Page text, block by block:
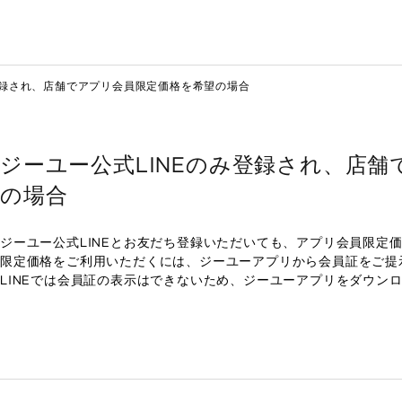
され、店舗でアプリ会員限定価格を希望の場合
ジーユー公式LINEのみ登録され、店舗
の場合
ジーユー公式LINEとお友だち登録いただいても、アプリ会員限定
限定価格をご利用いただくには、ジーユーアプリから会員証をご
LINEでは会員証の表示はできないため、ジーユーアプリをダウン